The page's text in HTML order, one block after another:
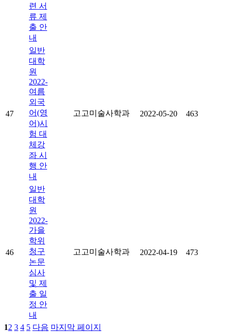
련 서
류 제
출 안
내
47
일반
대학
원
2022-
여름
외국
어(영
어)시
험 대
체강
좌 시
행 안
내
고고미술사학과 2022-05-20 463
46
일반
대학
원
2022-
가을
학위
청구
논문
심사
및 제
출 일
정 안
내
고고미술사학과 2022-04-19 473
12 3 4 5 다음 마지막 페이지